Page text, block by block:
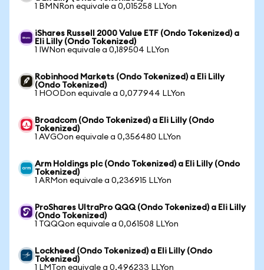
1 BMNRon equivale a 0,015258 LLYon
iShares Russell 2000 Value ETF (Ondo Tokenized) a
Eli Lilly (Ondo Tokenized)
1 IWNon equivale a 0,189504 LLYon
Robinhood Markets (Ondo Tokenized) a Eli Lilly
(Ondo Tokenized)
1 HOODon equivale a 0,077944 LLYon
Broadcom (Ondo Tokenized) a Eli Lilly (Ondo
Tokenized)
1 AVGOon equivale a 0,356480 LLYon
Arm Holdings plc (Ondo Tokenized) a Eli Lilly (Ondo
Tokenized)
1 ARMon equivale a 0,236915 LLYon
ProShares UltraPro QQQ (Ondo Tokenized) a Eli Lilly
(Ondo Tokenized)
1 TQQQon equivale a 0,061508 LLYon
Lockheed (Ondo Tokenized) a Eli Lilly (Ondo
Tokenized)
1 LMTon equivale a 0,496233 LLYon